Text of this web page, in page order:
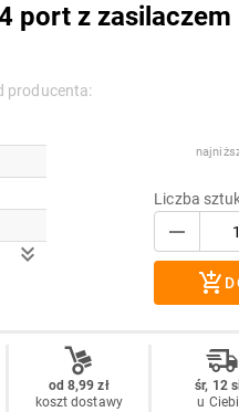
port z zasilaczem
producenta:
Liczba
od 8,99 zł
koszt dostawy
śr, 12
u